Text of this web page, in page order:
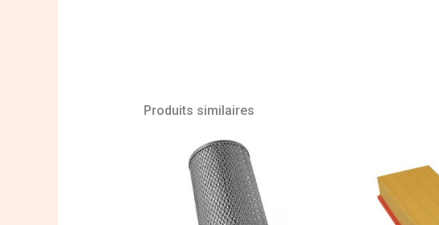
Produits similaires